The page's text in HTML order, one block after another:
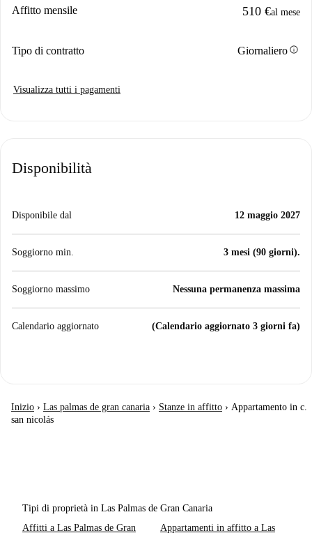
Affitto mensile 510 €al mese
Tipo di contratto Giornalieroinfo
Visualizza tutti i pagamenti
Disponibilità
Disponibile dal 12 maggio 2027
Soggiorno min. 3 mesi (90 giorni).
Soggiorno massimo Nessuna permanenza massima
Calendario aggiornato (Calendario aggiornato 3 giorni fa)
Inizio › Las palmas de gran canaria › Stanze in affitto › Appartamento in c.
san nicolás
Tipi di proprietà in Las Palmas de Gran Canaria
Affitti a Las Palmas de Gran
Appartamenti in affitto a Las